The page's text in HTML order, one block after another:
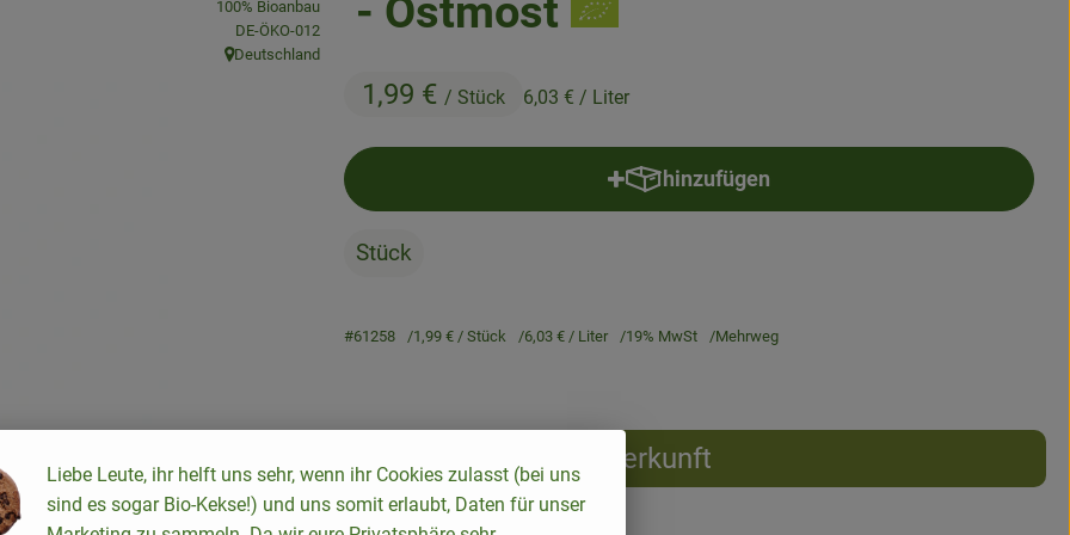
- Ostmost
1,99 € / Stück 6,03 € / Liter
100% Bioanbau
, Kontrollstelle:
DE-ÖKO-012
, Herkunft:
Deutschland
hinzufügen
Produkt zum Warenkorb hinzufügen
Stück
#61258 1,99 € / Stück 6,03 € / Liter 19% MwSt Mehrweg
Rezepte
Herkunft
passenden Rezepte gefunden.
Liebe Leute, ihr helft uns sehr, wenn ihr Cookies zulasst (bei uns
sind es sogar Bio-Kekse!) und uns somit erlaubt, Daten für unser